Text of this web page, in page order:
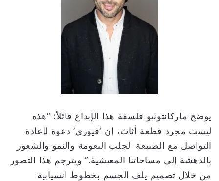
يوضح ماركانتونيو فلسفة هذا الإبداع قائلاً: “هذه
ليست مجرد قطعة أثاث، إن ‘فيوري’ دعوة لإعادة
التواصل مع الطبيعة لجلب النعومة والنمو والشعور
بالدهشة إلى مساحاتنا المعيشية.” ويترجم هذا التصور
من خلال تصميم يلف الجسم بخطوط انسيابية